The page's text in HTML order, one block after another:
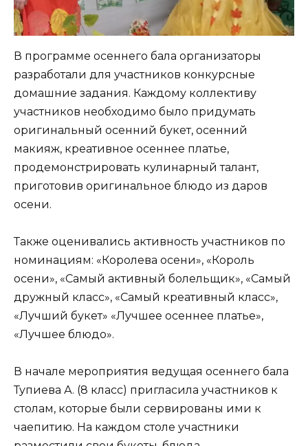
В программе осеннего бала организаторы
разработали для участников конкурсные
домашние задания. Каждому коллективу
участников необходимо было придумать
оригинальный осенний букет, осенний
макияж, креативное осеннее платье,
продемонстрировать кулинарный талант,
приготовив оригинальное блюдо из даров
осени.
Также оценивались активность участников по
номинациям: «Королева осени», «Король
осени», «Самый активный болельщик», «Самый
дружный класс», «Самый креативный класс»,
«Лучший букет» «Лучшее осеннее платье»,
«Лучшее блюдо».
В начале мероприятия ведущая осеннего бала
Тупиева А. (8 класс) пригласила участников к
столам, которые были сервированы ими к
чаепитию. На каждом столе участники